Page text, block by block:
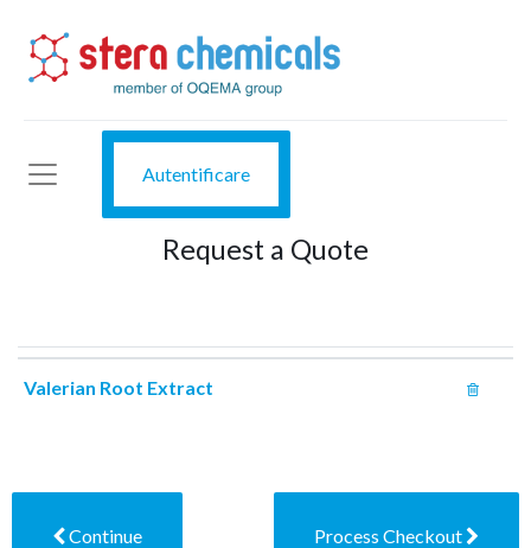
Autentificare
Request a Quote
Valerian Root Extract
Continue Process Checkout